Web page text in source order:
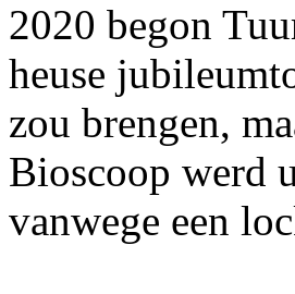
2020 begon
heuse
zou brengen,
Bioscoop werd
vanwege een